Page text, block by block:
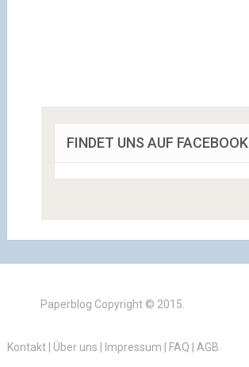
FINDET UNS AUF FACEBOOK
Paperblog Copyright © 2015.
Kontakt| Über uns Impressum FAQ AGB